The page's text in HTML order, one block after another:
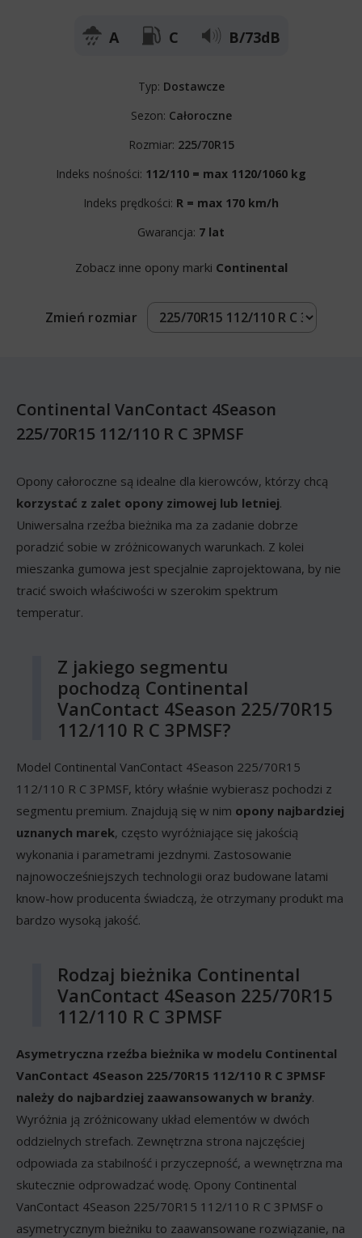
A C B/73dB
Typ: Dostawcze
Sezon: Całoroczne
Rozmiar: 225/70R15
Indeks nośności: 112/110 = max 1120/1060 kg
Indeks prędkości: R = max 170 km/h
Gwarancja: 7 lat
Zobacz inne opony marki Continental
Zmień rozmiar
Continental VanContact 4Season
225/70R15 112/110 R C 3PMSF
Opony całoroczne są idealne dla kierowców, którzy chcą
korzystać z zalet opony zimowej lub letniej.
Uniwersalna rzeźba bieżnika ma za zadanie dobrze
poradzić sobie w zróżnicowanych warunkach. Z kolei
mieszanka gumowa jest specjalnie zaprojektowana, by nie
tracić swoich właściwości w szerokim spektrum
temperatur.
Z jakiego segmentu
pochodzą Continental
VanContact 4Season 225/70R15
112/110 R C 3PMSF?
Model Continental VanContact 4Season 225/70R15
112/110 R C 3PMSF, który właśnie wybierasz pochodzi z
segmentu premium. Znajdują się w nim opony najbardziej
uznanych marek, często wyróżniające się jakością
wykonania i parametrami jezdnymi. Zastosowanie
najnowocześniejszych technologii oraz budowane latami
know-how producenta świadczą, że otrzymany produkt ma
bardzo wysoką jakość.
Rodzaj bieżnika Continental
VanContact 4Season 225/70R15
112/110 R C 3PMSF
Asymetryczna rzeźba bieżnika w modelu Continental
VanContact 4Season 225/70R15 112/110 R C 3PMSF
należy do najbardziej zaawansowanych w branży.
Wyróżnia ją zróżnicowany układ elementów w dwóch
oddzielnych strefach. Zewnętrzna strona najczęściej
odpowiada za stabilność i przyczepność, a wewnętrzna ma
skutecznie odprowadzać wodę. Opony Continental
VanContact 4Season 225/70R15 112/110 R C 3PMSF o
asymetrycznym bieżniku to zaawansowane rozwiązanie, na